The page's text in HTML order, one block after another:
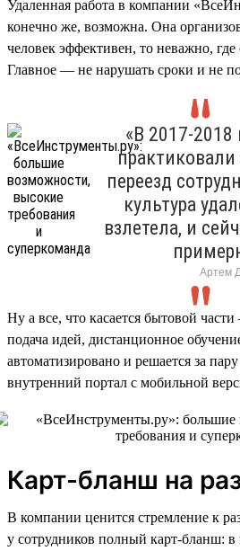
Удаленная работа в компании
конечно же, возможна. Она
человек эффективен, то неважно, где
Главное — не нарушать сроки и не
«В 2017-
переезд
культура
взлетела, и
Артем
Ну а все, что касается бытовой
подача идей, дистанционное
автоматизировано и решается за
внутренний портал с мобильной
Карт-бланш на
В компании ценится стремление к
у сотрудников полный карт-бланш: в